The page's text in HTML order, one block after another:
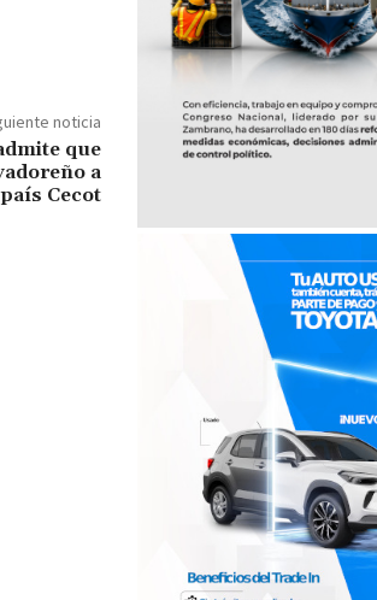
noticia
que
a
Cecot